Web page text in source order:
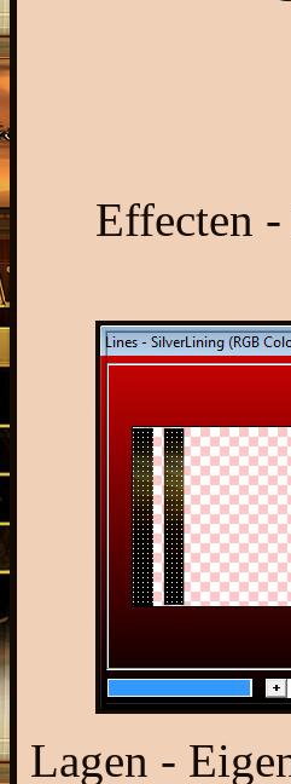
Effecten
Lagen -